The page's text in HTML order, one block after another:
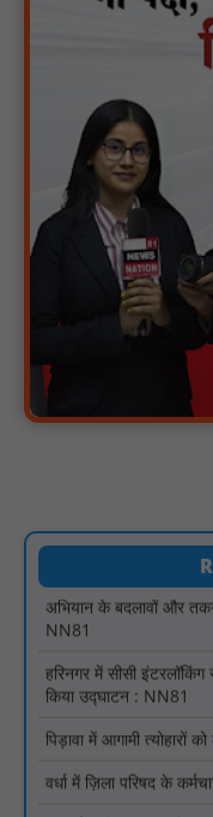
वर्धा में ज़िला परिषद के
पीएचईडी विभाग मंत्री ने
किया शिलान्यास एवं
पारस पोर्टल से होगी
दिए समयबद्ध क्रियान्वयन के
सोलर हाई मास्ट से रोशन
सुरक्षा और सुविधा : NN81
सरस्वती साइकिल
माँ के नाम' अभियान में हुआ
रेजिडेंट डॉक्टरों का
जारी होने तक संघर्ष रहेगा :
मस्तूरी जनपद पंचायत में
अभियान के बदलावों और
हरिनगर में सीसी इंटरलॉकिंग
किया उद्घाटन : NN81
पिड़ावा में आगामी
वर्धा में ज़िला परिषद के
पीएचईडी विभाग मंत्री ने
किया शिलान्यास एवं